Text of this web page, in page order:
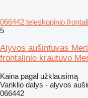
066442 teleskopinio
5
Alyvos aušintuvas
frontalinio krautuvo
Kaina pagal užklausimą
Variklio dalys - alyvos
066442